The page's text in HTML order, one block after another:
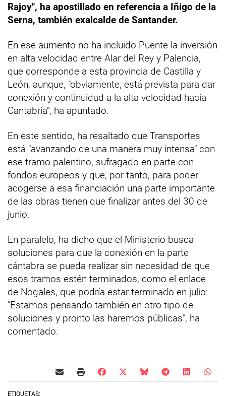
Rajoy", ha apostillado en referencia a Iñigo de la
Serna, también exalcalde de Santander.
En ese aumento no ha incluido Puente la inversión
en alta velocidad entre Alar del Rey y Palencia,
que corresponde a esta provincia de Castilla y
León, aunque, "obviamente, está prevista para dar
conexión y continuidad a la alta velocidad hacia
Cantabria", ha apuntado.
En este sentido, ha resaltado que Transportes
está "avanzando de una manera muy intensa" con
ese tramo palentino, sufragado en parte con
fondos europeos y que, por tanto, para poder
acogerse a esa financiación una parte importante
de las obras tienen que finalizar antes del 30 de
junio.
En paralelo, ha dicho que el Ministerio busca
soluciones para que la conexión en la parte
cántabra se pueda realizar sin necesidad de que
esos tramos estén terminados, como el enlace
de Nogales, que podría estar terminado en julio:
"Estamos pensando también en otro tipo de
soluciones y pronto las haremos públicas", ha
comentado.
ETIQUETAS: